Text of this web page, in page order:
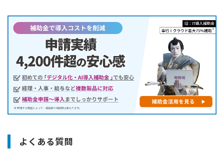
よくある質問